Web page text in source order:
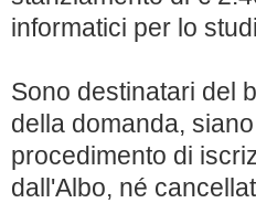
informatici per lo
Sono destinatari del
della domanda,
procedimento di
dall'Albo, né